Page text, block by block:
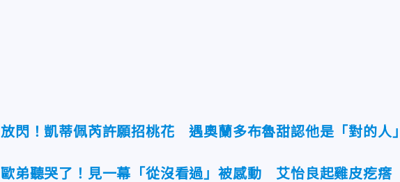
放閃！凱蒂佩芮許願招桃花 遇奧蘭多布魯甜認他是「對的人」
歐弟聽哭了！見一幕「從沒看過」被感動 艾怡良起雞皮疙瘩